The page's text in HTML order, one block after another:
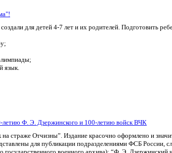
для детей 4-7 лет и их родителей. Подготовить
язык.
летию Ф. Э. Дзержинского и 100-летию войск ВЧК
страже Отчизны”. Издание красочно оформлено и
для публикации подразделениями ФСБ